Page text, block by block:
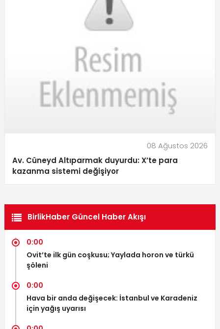
08 Ağustos 2026
Av. Cüneyd Altıparmak duyurdu: X’te para
kazanma sistemi değişiyor
BirlikHaber Güncel Haber Akışı
0:00
Ovit’te ilk gün coşkusu; Yaylada horon ve türkü
şöleni
0:00
Hava bir anda değişecek: İstanbul ve Karadeniz
için yağış uyarısı